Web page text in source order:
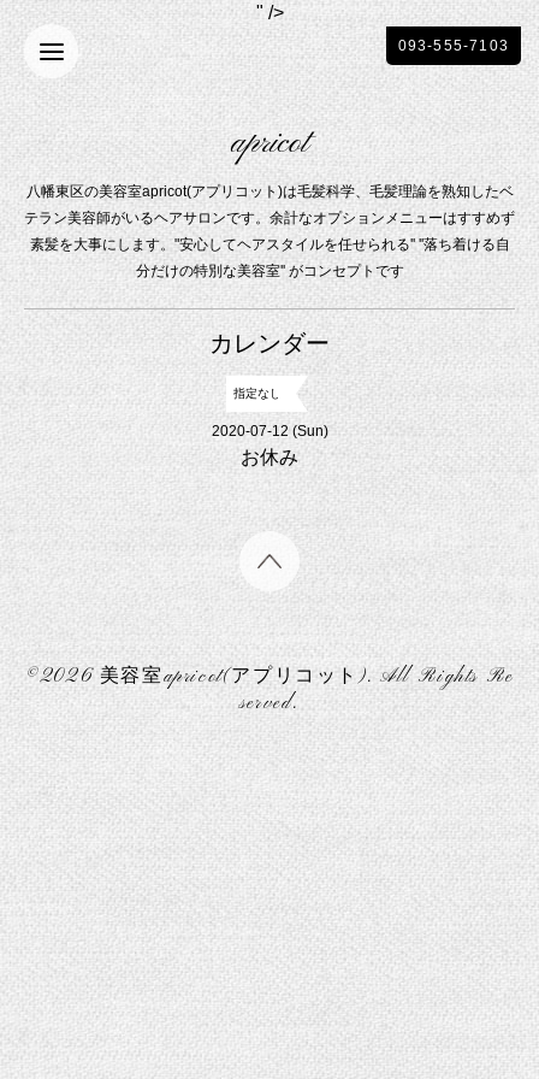
" />
apricot
八幡東区の美容室apricot(アプリコット)は毛髪科学、毛髪理論を熟知したベ
テラン美容師がいるヘアサロンです。余計なオプションメニューはすすめず
素髪を大事にします。"安心してヘアスタイルを任せられる'' ''落ち着ける自
分だけの特別な美容室'' がコンセプトです
093-555-7103
カレンダー
指定なし
2020-07-12 (Sun)
お休み
©2026美容室apricot(アプリコット). All Rights Re
served.